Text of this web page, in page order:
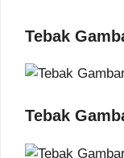
Tebak
Tebak